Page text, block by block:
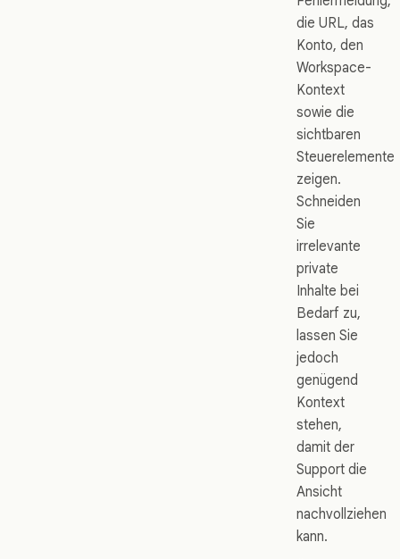
die URL, das
Konto, den
Workspace-
Kontext
sowie die
sichtbaren
Steuerelemente
zeigen.
Schneiden
Sie
irrelevante
private
Inhalte bei
Bedarf zu,
lassen Sie
jedoch
genügend
Kontext
stehen,
damit der
Support die
Ansicht
nachvollziehen
kann.